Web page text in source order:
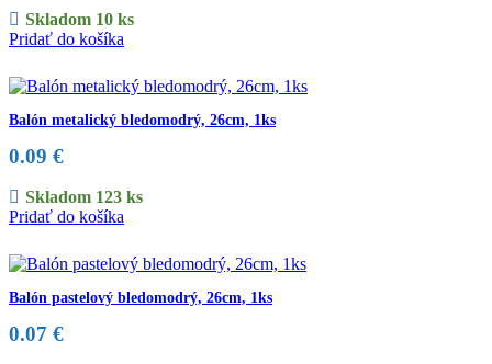
Skladom 10 ks
Pridať do košíka
Balón metalický bledomodrý, 26cm, 1ks
0.09 €
Skladom 123 ks
Pridať do košíka
Balón pastelový bledomodrý, 26cm, 1ks
0.07 €